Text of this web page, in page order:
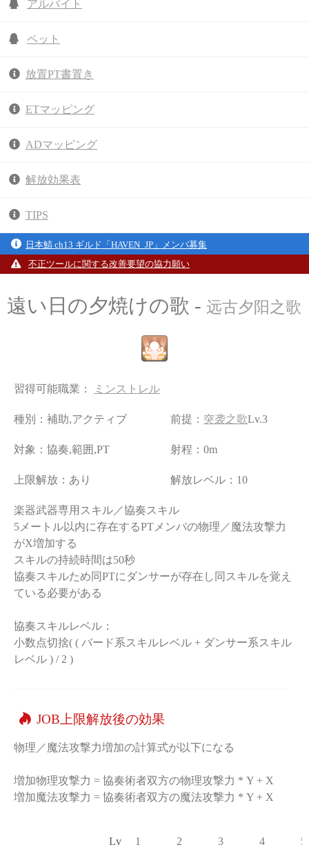
アルバイト
ペット
放置PT書置き
ETマッピング
ADマッピング
解放効果表
TIPS
日本鯖 ch13 ギルド「HAVEN_JP」メンバ募集
不正ツールに関する改善要望の協力願い
遠い日の夕焼けの歌 - 远古夕阳之歌
習得可能職業： ミンストレル
種別：補助,アクティブ 前提： 突袭之歌Lv.3
対象：協奏,範囲,PT 射程：0m
上限解放：あり 解放レベル：10
楽器武器専用スキル／協奏スキル
5メートル以内に存在するPTメンバの物理／魔法攻撃力
がX増加する
スキルの持続時間は50秒
協奏スキルため同PTにダンサーが存在し同スキルを覚え
ている必要がある
協奏スキルレベル：
小数点切捨( ( バード系スキルレベル + ダンサー系スキル
レベル ) / 2 )
JOB上限解放後の効果
物理／魔法攻撃力増加の計算式が以下になる
増加物理攻撃力 = 協奏術者双方の物理攻撃力 * Y + X
増加魔法攻撃力 = 協奏術者双方の魔法攻撃力 * Y + X
Lv 1 2 3 4 5